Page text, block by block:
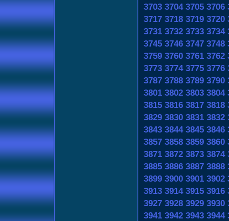
3703 3704 3705 3706
3717 3718 3719 3720
3731 3732 3733 3734
3745 3746 3747 3748
3759 3760 3761 3762
3773 3774 3775 3776
3787 3788 3789 3790
3801 3802 3803 3804
3815 3816 3817 3818
3829 3830 3831 3832
3843 3844 3845 3846
3857 3858 3859 3860
3871 3872 3873 3874
3885 3886 3887 3888
3899 3900 3901 3902
3913 3914 3915 3916
3927 3928 3929 3930
3941 3942 3943 3944